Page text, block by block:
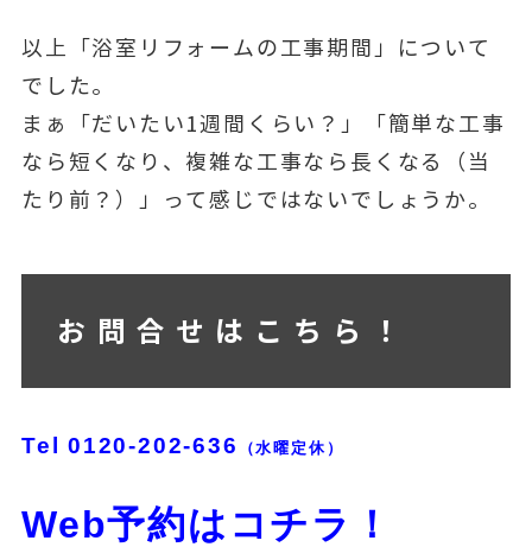
以上「浴室リフォームの工事期間」について
でした。
まぁ「だいたい1週間くらい？」「簡単な工事
なら短くなり、複雑な工事なら長くなる（当
たり前？）」って感じではないでしょうか。
お問合せはこちら！
Tel0120-202-636 （水曜定休）
Web予約はコチラ！